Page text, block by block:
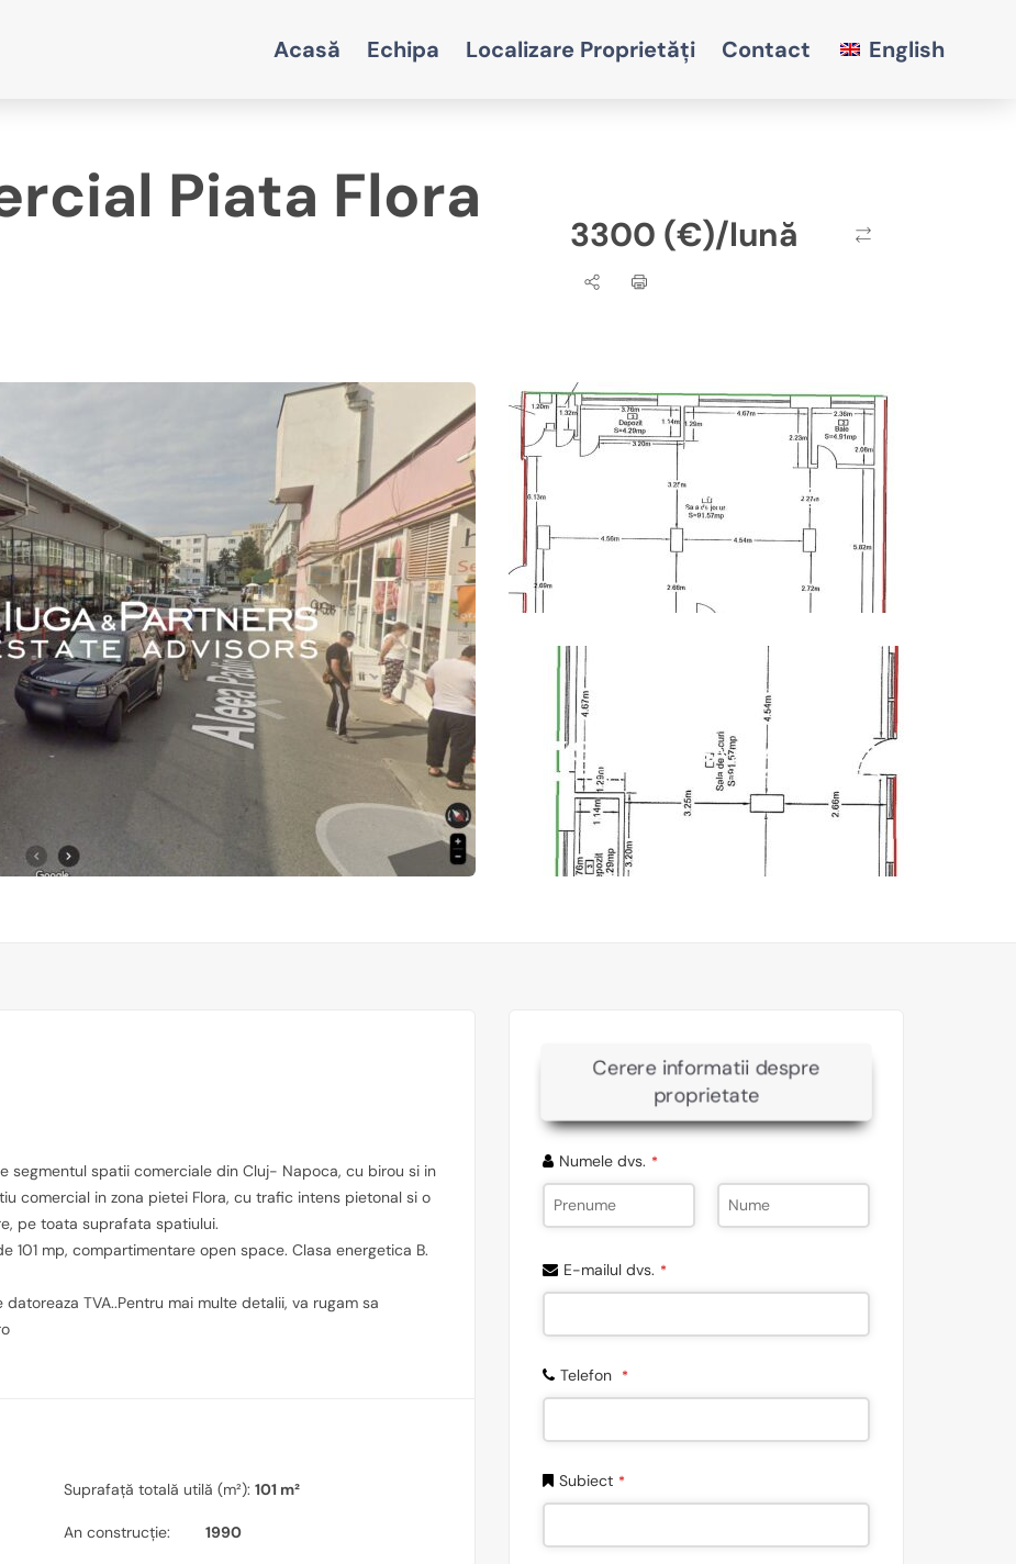
Acasă Echipa Localizare Proprietăți Contact English
Piata Flora
3300 (€)/lună
segmentul spatii comerciale din Cluj- Napoca, cu birou si in
comercial in zona pietei Flora, cu trafic intens pietonal si o
pe toata suprafata spatiului.
mp, compartimentare open space. Clasa energetica B.
TVA..Pentru mai multe detalii, va rugam sa
Suprafață totală utilă (m²): 101 m²
An construcție: 1990
Cerere informatii despre
proprietate
Numele dvs. *
E-mailul dvs. *
Telefon *
Subiect *